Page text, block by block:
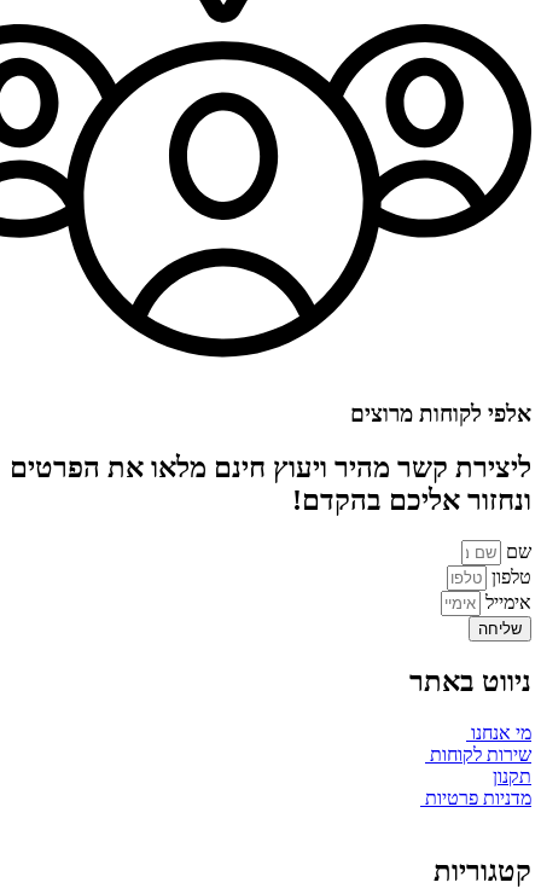
אלפי לקוחות מרוצים
ליצירת קשר מהיר ויעוץ חינם מלאו את הפרטים
ונחזור אליכם בהקדם!
שם
טלפון
אימייל
שליחה
ניווט באתר
מי אנחנו
שירות לקוחות
תקנון
מדניות פרטיות
קטגוריות